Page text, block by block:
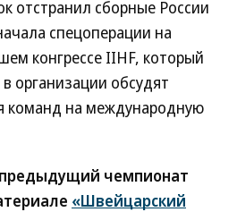
отстранил сборные России
спецоперации на
конгрессе IIHF, который
организации обсудят
команд на международную
чемпионат
«Швейцарский